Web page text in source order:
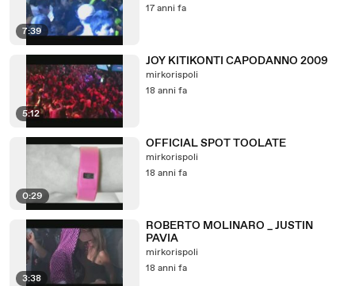
7:39
17 anni fa
5:12
JOY KITIKONTI CAPODANNO 2009
mirkorispoli
18 anni fa
0:29
OFFICIAL SPOT TOOLATE
mirkorispoli
18 anni fa
3:38
ROBERTO MOLINARO _ JUSTIN
PAVIA
mirkorispoli
18 anni fa